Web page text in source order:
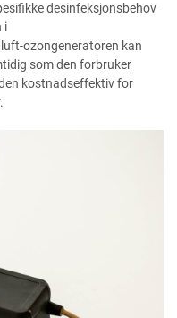
desinfeksjonsbehov
i
ozongeneratoren kan
som den forbruker
kostnadseffektiv for